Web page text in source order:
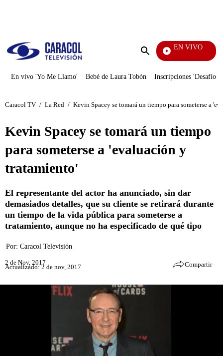
Enviar
EN VIVO
Yo Me Llamo
En vivo 'Yo Me Llamo' Bebé de Laura Tobón Inscripciones 'Desafío'
Caracol TV / La Red / Kevin Spacey se tomará un tiempo para someterse a
Kevin Spacey se tomará un tiempo
para someterse a 'evaluación y
tratamiento'
El representante del actor ha anunciado, sin dar
demasiados detalles, que su cliente se retirará durante
un tiempo de la vida pública para someterse a
tratamiento, aunque no ha especificado de qué tipo
Por: Caracol Televisión
2 de Nov, 2017
Actualizado: 2 de nov, 2017 Compartir